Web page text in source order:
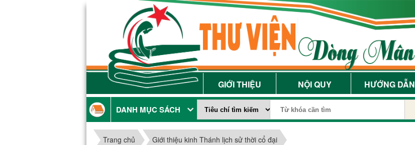
GIỚI THIỆU NỘI QUY HƯỚNG DẪN
DANH MỤC SÁCH
Trang chủ Giới thiệu kinh Thánh lịch sử thời cổ đại